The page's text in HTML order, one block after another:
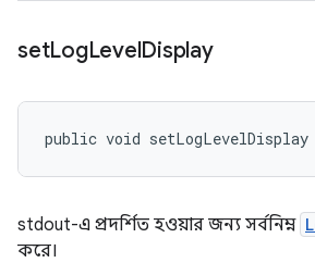
setLogLevelDisplay
public void
stdout-এ প্রদর্শিত হওয়ার জন্য সর্বনিম্ন
করে।